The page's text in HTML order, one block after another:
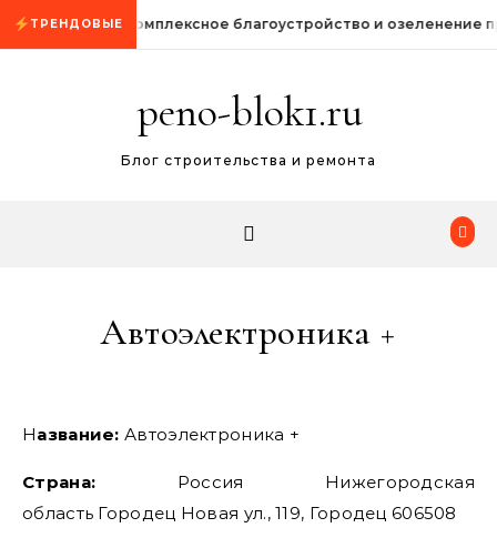
Промотать к содержимому
ТРЕНДОВЫЕ Комплексное благоустройство и озеленение
peno-blok1.ru
Блог строительства и ремонта
Автоэлектроника +
Название: Автоэлектроника +
Страна: Россия Нижегородская
область Городец Новая ул., 119, Городец 606508